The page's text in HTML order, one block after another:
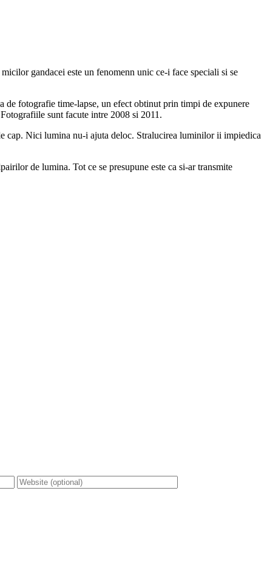
gandacei este un fenomenn unic ce-i face speciali si se
de fotografie time-lapse, un efect obtinut prin timpi de expunere
sunt facute intre 2008 si 2011.
cap. Nici lumina nu-i ajuta deloc. Stralucirea luminilor ii impiedica
de lumina. Tot ce se presupune este ca si-ar transmite